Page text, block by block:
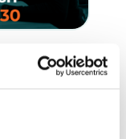
LUDZIE